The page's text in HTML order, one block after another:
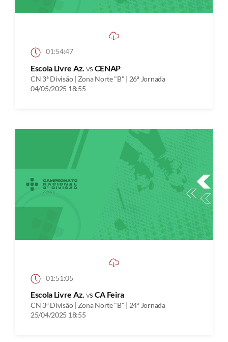
01:54:47
Escola Livre Az. vs CENAP
CN 3ª Divisão | Zona Norte "B" | 26ª Jornada
04/05/2025 18:55
01:51:05
Escola Livre Az. vs CA Feira
CN 3ª Divisão | Zona Norte "B" | 24ª Jornada
25/04/2025 18:55